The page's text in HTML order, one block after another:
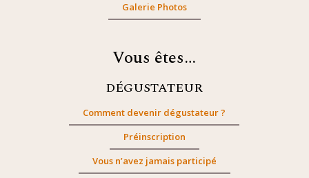
Galerie Photos
Vous êtes…
DÉGUSTATEUR
Comment devenir dégustateur ?
Préinscription
Vous n’avez jamais participé